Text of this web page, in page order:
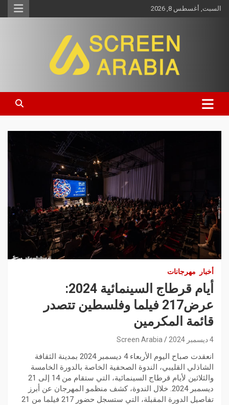
السبت, أغسطس 8, 2026
Screen Arabia
أخبار مهرجانات
أيام قرطاج السينمائية 2024:
عرض217 فيلما وفلسطين تتصدر
قائمة المكرمين
4 ديسمبر 2024 Screen Arabia
انعقدت صباح اليوم الأربعاء 4 ديسمبر 2024 بمدينة الثقافة
الشاذلي القليبي، الندوة الصحفية الخاصة بالدورة الخامسة
والثلاثين لأيام قرطاج السينمائية، التي ستقام من 14 إلى 21
ديسمبر 2024. خلال الندوة، كشف منظمو المهرجان عن أبرز
تفاصيل الدورة المقبلة، التي ستسجل حضور 217 فيلما من 21